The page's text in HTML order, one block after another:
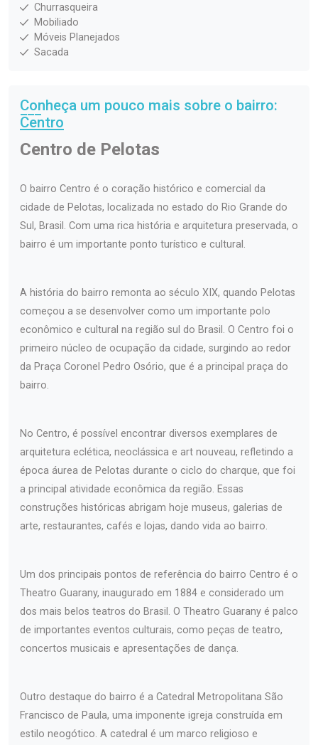
Churrasqueira
Mobiliado
Móveis Planejados
Sacada
Conheça um pouco mais sobre o bairro:
Centro
Centro de Pelotas
O bairro Centro é o coração histórico e comercial da
cidade de Pelotas, localizada no estado do Rio Grande do
Sul, Brasil. Com uma rica história e arquitetura preservada, o
bairro é um importante ponto turístico e cultural.
A história do bairro remonta ao século XIX, quando Pelotas
começou a se desenvolver como um importante polo
econômico e cultural na região sul do Brasil. O Centro foi o
primeiro núcleo de ocupação da cidade, surgindo ao redor
da Praça Coronel Pedro Osório, que é a principal praça do
bairro.
No Centro, é possível encontrar diversos exemplares de
arquitetura eclética, neoclássica e art nouveau, refletindo a
época áurea de Pelotas durante o ciclo do charque, que foi
a principal atividade econômica da região. Essas
construções históricas abrigam hoje museus, galerias de
arte, restaurantes, cafés e lojas, dando vida ao bairro.
Um dos principais pontos de referência do bairro Centro é o
Theatro Guarany, inaugurado em 1884 e considerado um
dos mais belos teatros do Brasil. O Theatro Guarany é palco
de importantes eventos culturais, como peças de teatro,
concertos musicais e apresentações de dança.
Outro destaque do bairro é a Catedral Metropolitana São
Francisco de Paula, uma imponente igreja construída em
estilo neogótico. A catedral é um marco religioso e